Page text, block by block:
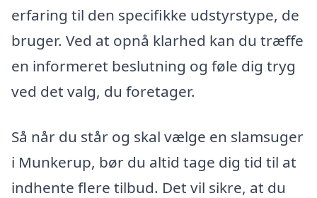
erfaring til den specifikke udstyrstype, de
bruger. Ved at opnå klarhed kan du træffe
en informeret beslutning og føle dig tryg
ved det valg, du foretager.
Så når du står og skal vælge en slamsuger
i Munkerup, bør du altid tage dig tid til at
indhente flere tilbud. Det vil sikre, at du